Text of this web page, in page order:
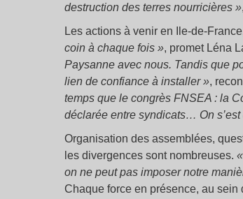
destruction des terres nourricières »
Les actions à venir en Ile-de-
coin à chaque fois », promet Léna
Paysanne avec nous. Tandis que
lien de confiance à installer »,
temps que le congrès FNSEA : la
déclarée entre syndicats… On
Organisation des assemblées,
les divergences sont nombreuses.
on ne peut pas imposer notre
Chaque force en présence, au sein